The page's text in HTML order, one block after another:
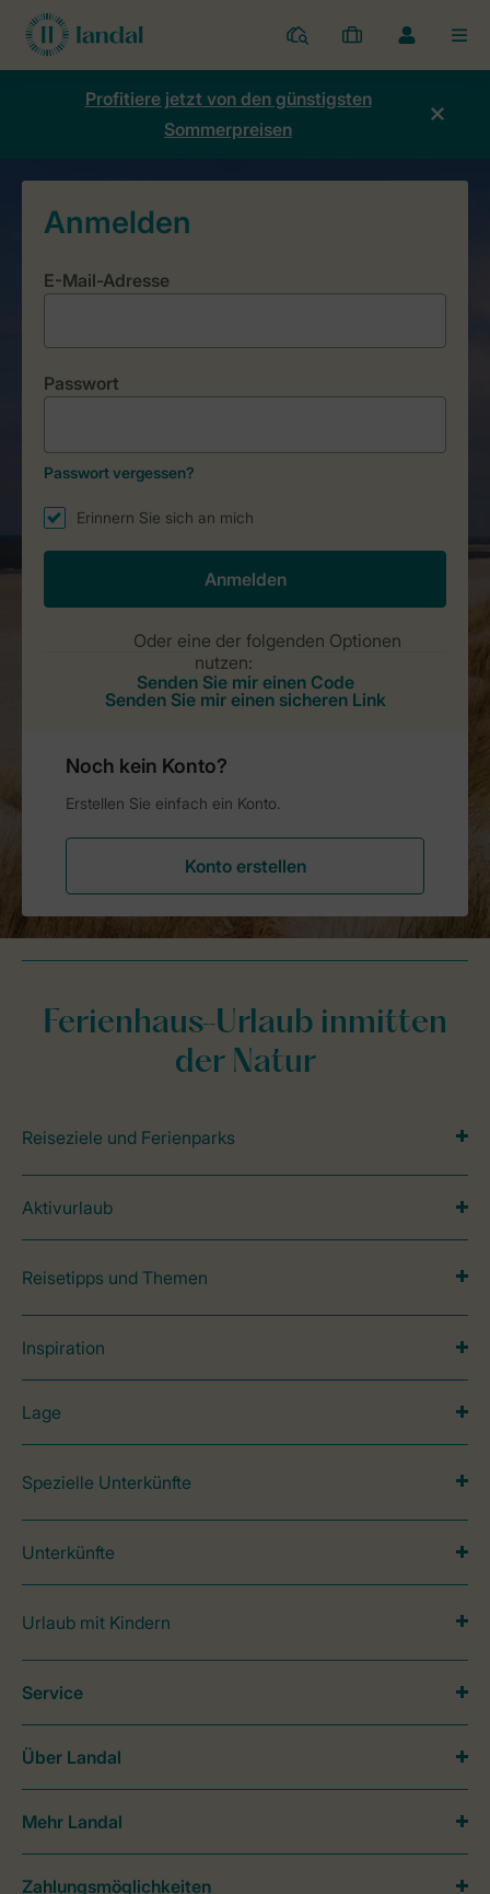
Ferienparks
Meine
Buchungen
Dropdown-
Menü
Kontos
Profitiere jetzt von den günstigsten
Sommerpreisen
E-Mail-Adresse
Passwort
Ferienhaus-Urlaub inmitten
der Natur
Reiseziele und Ferienparks
Aktivurlaub
Reisetipps und Themen
Inspiration
Lage
Spezielle Unterkünfte
Unterkünfte
Urlaub mit Kindern
Service
Über Landal
Mehr Landal
Zahlungsmöglichkeiten